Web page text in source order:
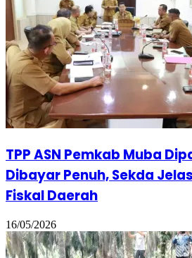
TPP ASN Pemkab Muba
Dibayar Penuh, Sekda
Fiskal Daerah
16/05/2026